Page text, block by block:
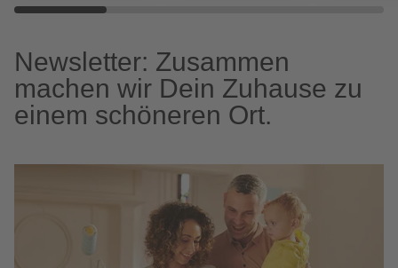
Newsletter: Zusammen
machen wir Dein Zuhause zu
einem schöneren Ort.